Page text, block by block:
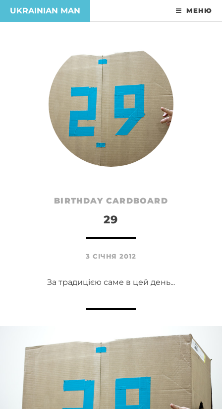
UKRAINIAN MAN МЕНЮ
BIRTHDAY CARDBOARD
29
3 СІЧНЯ 2012
За традицією саме в цей день...